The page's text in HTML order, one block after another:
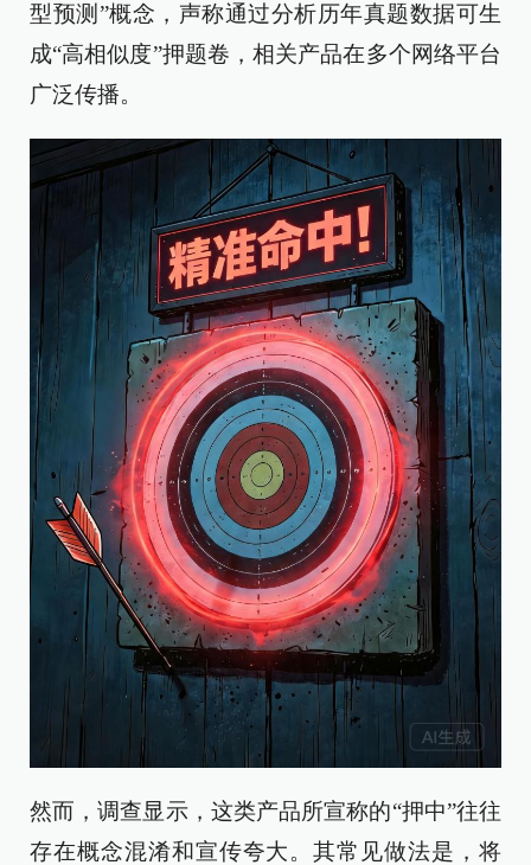
型预测”概念，声称通过分析历年真题数据可生
成“高相似度”押题卷，相关产品在多个网络平台
广泛传播。
然而，调查显示，这类产品所宣称的“押中”往往
存在概念混淆和宣传夸大。其常见做法是，将